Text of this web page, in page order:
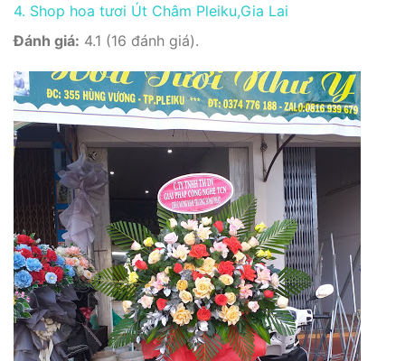
4. Shop hoa tươi Út Châm Pleiku,Gia Lai
Đánh giá: 4.1 (16 đánh giá).